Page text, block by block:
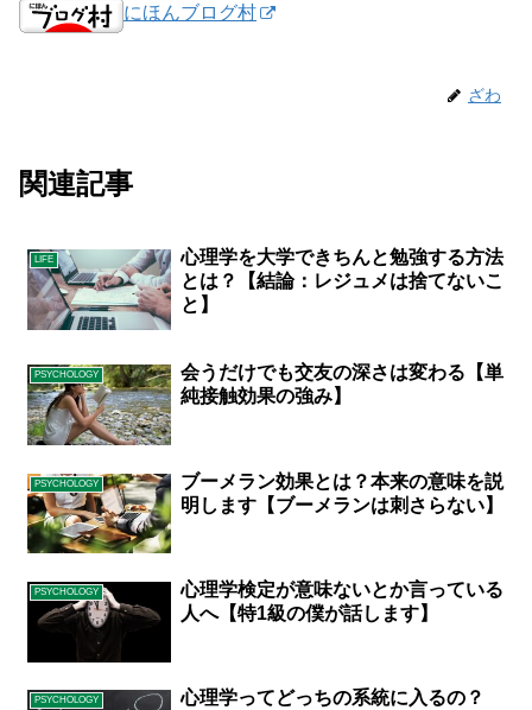
にほんブログ村
ざわ
関連記事
LIFE
心理学を大学できちんと勉強する方法
とは？【結論：レジュメは捨てないこ
と】
PSYCHOLOGY
会うだけでも交友の深さは変わる【単
純接触効果の強み】
PSYCHOLOGY
ブーメラン効果とは？本来の意味を説
明します【ブーメランは刺さらない】
PSYCHOLOGY
心理学検定が意味ないとか言っている
人へ【特1級の僕が話します】
PSYCHOLOGY 心理学ってどっちの系統に入るの？